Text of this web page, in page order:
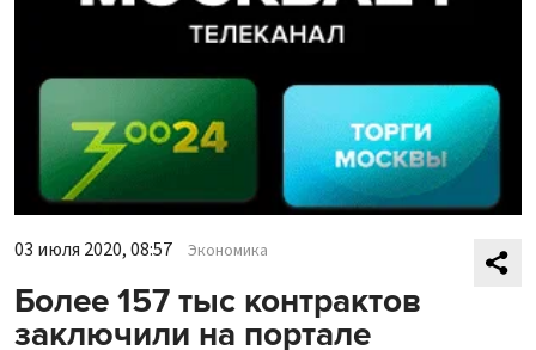
03 июля 2020, 08:57 Экономика
Более 157 тыс контрактов
заключили на портале